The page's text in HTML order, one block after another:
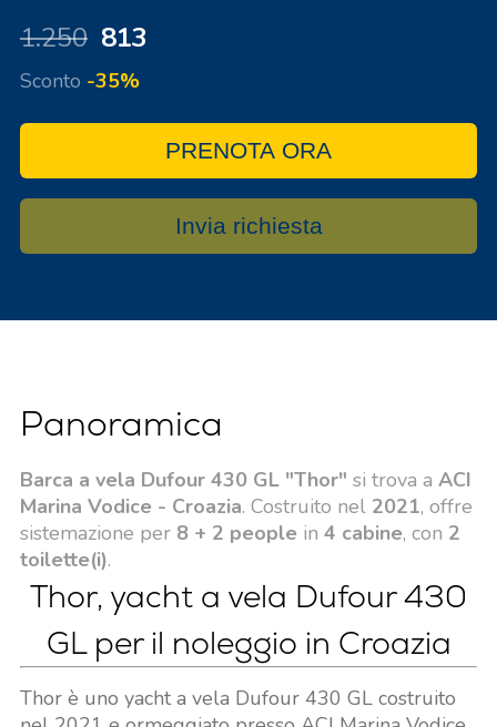
1.250 813
Sconto -35%
PRENOTA ORA
Invia richiesta
Panoramica
Barca a vela Dufour 430 GL "Thor" si trova a ACI
Marina Vodice - Croazia. Costruito nel 2021, offre
sistemazione per 8 + 2 people in 4 cabine, con 2
toilette(i).
Thor, yacht a vela Dufour 430
GL per il noleggio in Croazia
Thor è uno yacht a vela Dufour 430 GL costruito